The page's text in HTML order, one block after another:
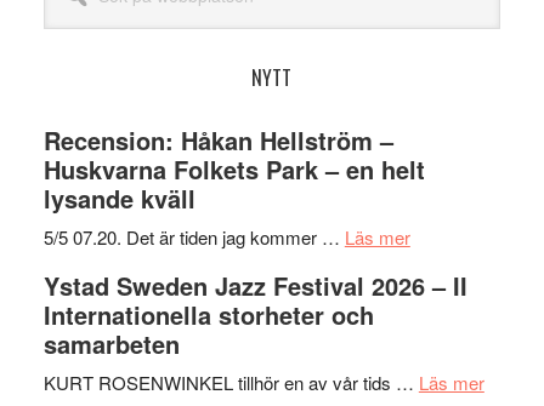
webbplatsen
NYTT
Recension: Håkan Hellström –
Huskvarna Folkets Park – en helt
lysande kväll
5/5 07.20. Det är tiden jag kommer … Läs merom
Håkan
Huskvarna
Ystad Sweden Jazz Festival 2026 – II
Internationella storheter och
samarbeten
KURT ROSENWINKEL tillhör en av vår tids … Läs merom